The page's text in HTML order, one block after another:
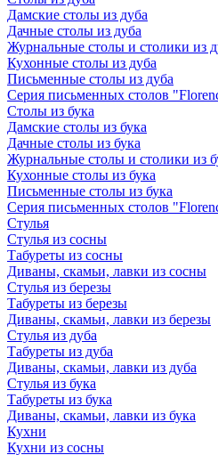
Дамские столы из дуба
Дачные столы из дуба
Журнальные столы и столики из
Кухонные столы из дуба
Письменные столы из дуба
Серия письменных столов
Столы из бука
Дамские столы из бука
Дачные столы из бука
Журнальные столы и столики из
Кухонные столы из бука
Письменные столы из бука
Серия письменных столов
Стулья
Стулья из сосны
Табуреты из сосны
Диваны, скамьи, лавки из сосны
Стулья из березы
Табуреты из березы
Диваны, скамьи, лавки из березы
Стулья из дуба
Табуреты из дуба
Диваны, скамьи, лавки из дуба
Стулья из бука
Табуреты из бука
Диваны, скамьи, лавки из бука
Кухни
Кухни из сосны